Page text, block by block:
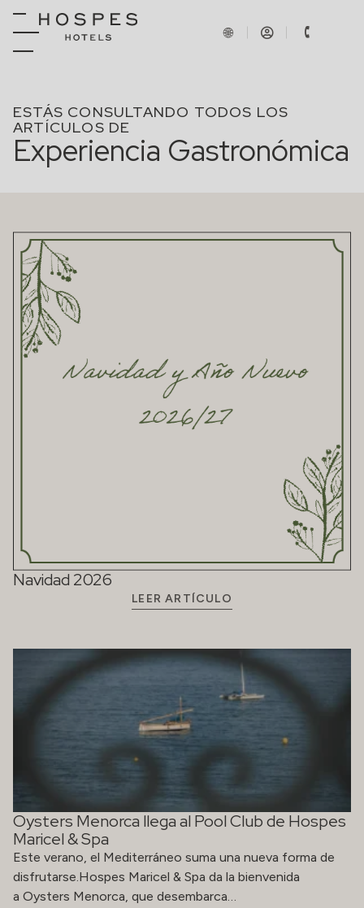
ESTÁS CONSULTANDO TODOS LOS
ARTÍCULOS DE
Experiencia Gastronómica
Navidad 2026
LEER ARTÍCULO
Oysters Menorca llega al Pool Club de Hospes
Maricel & Spa
Este verano, el Mediterráneo suma una nueva forma de
disfrutarse.Hospes Maricel & Spa da la bienvenida
a Oysters Menorca, que desembarca…